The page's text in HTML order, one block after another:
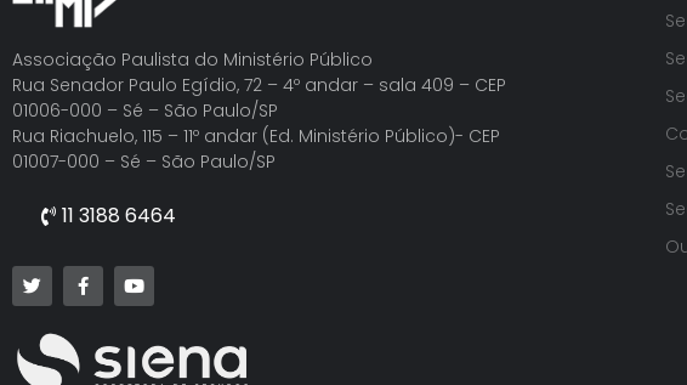
Associação Paulista do Ministério Público
Rua Senador Paulo Egídio, 72 – 4º andar – sala 409 – CEP
01006-000 – Sé – São Paulo/SP
Rua Riachuelo, 115 – 11º andar (Ed. Ministério Público)- CEP
01007-000 – Sé – São Paulo/SP
11 3188 6464